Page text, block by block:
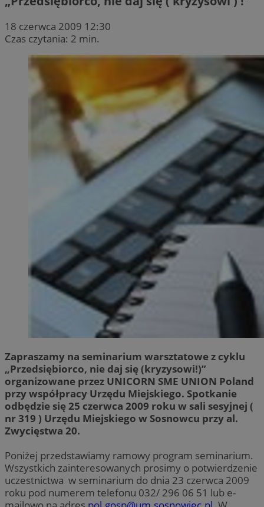
18 czerwca 2009 12:30
Czas czytania: 2 min.
Zapraszamy na seminarium warsztatowe z cyklu
„Przedsiębiorco, nie daj się (kryzysowi!)”
organizowane przez UNICORN SME UNION Poland
przy współpracy Urzędu Miejskiego. Spotkanie
odbędzie się 25 czerwca 2009 roku w sali sesyjnej (
nr 319 ) Urzędu Miejskiego w Sosnowcu przy al.
Zwycięstwa 20.
Poniżej przedstawiamy ramowy program seminarium.
Wszystkich zainteresowanych prosimy o potwierdzenie
uczestnictwa w seminarium do dnia 23 czerwca 2009
roku pod numerem telefonu 032/ 296 06 51 lub e-